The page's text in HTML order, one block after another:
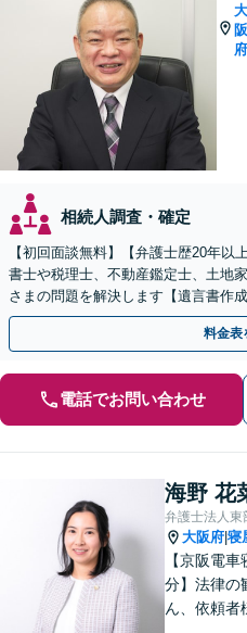
大
阪
府
相続人調査・確定
【初回面談無料】【弁護士歴20年以
書士や税理士、不動産鑑定士、土地
さまの問題を解決します【遺言書作
します。適宜公証人も呼び、対応し
料金表
電話でお問い合わせ
海野 花
弁護士法人東
大阪府 寝
【京阪電
分】法律の
ん、依頼者